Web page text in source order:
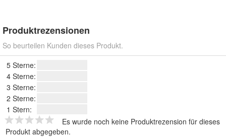
Produktrezensionen
So beurteilen Kunden dieses Produkt.
5 Sterne:
4 Sterne:
3 Sterne:
2 Sterne:
1 Stern:
Es wurde noch keine Produktrezension für dieses
Produkt abgegeben.